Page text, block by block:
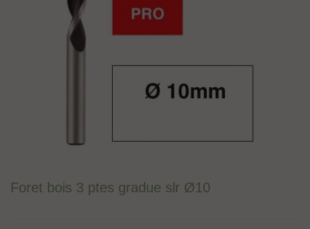
Foret bois 3 ptes gradue slr Ø10